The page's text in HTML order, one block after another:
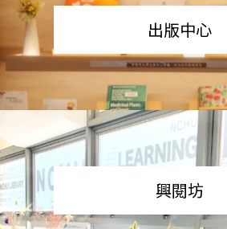
出版中心
興閱坊